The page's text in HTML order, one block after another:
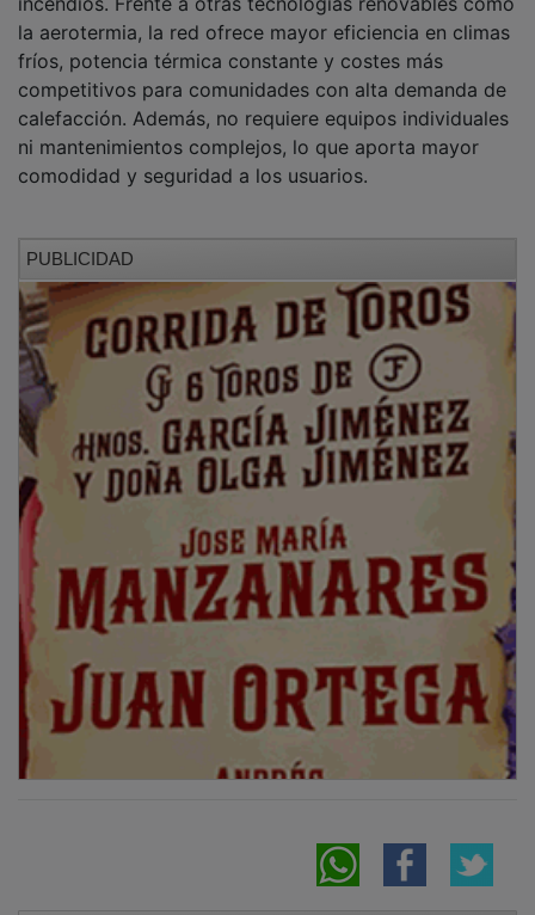
la aerotermia, la red ofrece mayor eficiencia en climas
fríos, potencia térmica constante y costes más
competitivos para comunidades con alta demanda de
calefacción. Además, no requiere equipos individuales
ni mantenimientos complejos, lo que aporta mayor
comodidad y seguridad a los usuarios.